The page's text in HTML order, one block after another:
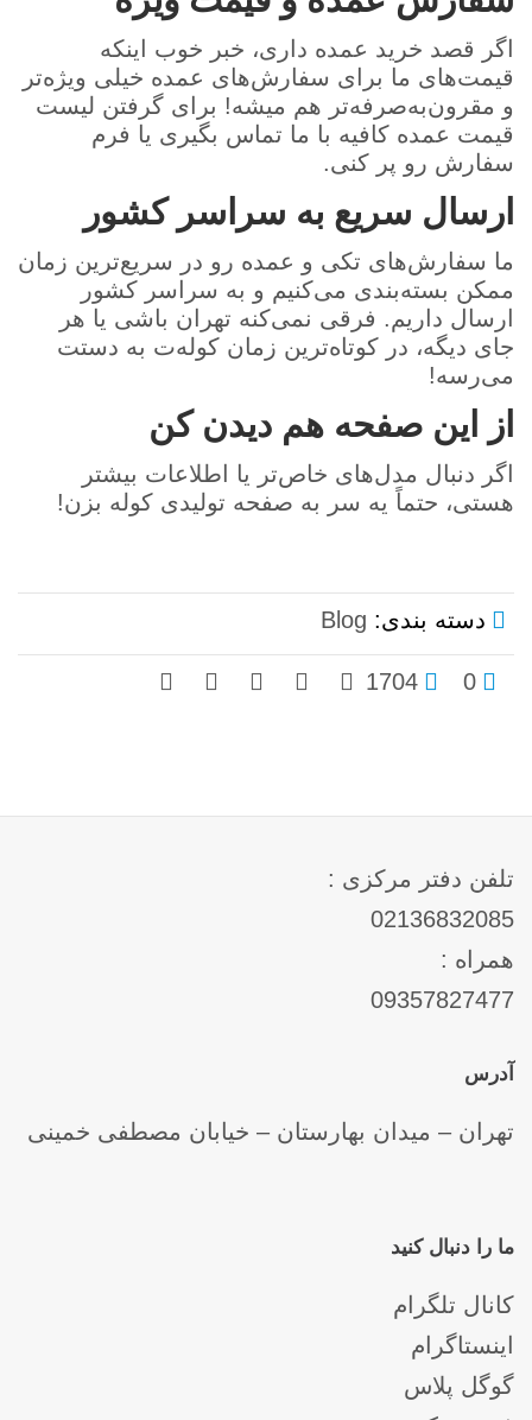
اگر قصد خرید عمده داری، خبر خوب اینکه
قیمت‌های ما برای سفارش‌های عمده خیلی ویژه‌تر
و مقرون‌به‌صرفه‌تر هم میشه! برای گرفتن لیست
قیمت عمده کافیه با ما تماس بگیری یا فرم
سفارش رو پر کنی.
ارسال سریع به سراسر کشور
ما سفارش‌های تکی و عمده رو در سریع‌ترین زمان
ممکن بسته‌بندی می‌کنیم و به سراسر کشور
ارسال داریم. فرقی نمی‌کنه تهران باشی یا هر
جای دیگه، در کوتاه‌ترین زمان کوله‌ت به دستت
می‌رسه!
از این صفحه هم دیدن کن
اگر دنبال مدل‌های خاص‌تر یا اطلاعات بیشتر
هستی، حتماً یه سر به صفحه تولیدی کوله بزن!
دسته بندی: Blog
0
1704
تلفن دفتر مرکزی :
02136832085
همراه :
09357827477
آدرس
تهران – میدان بهارستان – خیابان مصطفی خمینی
ما را دنبال کنید
کانال تلگرام
اینستاگرام
گوگل پلاس